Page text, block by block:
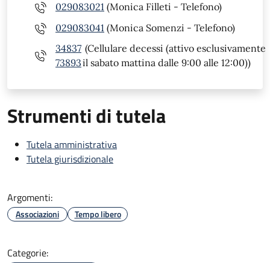
029083021 (Monica Filleti - Telefono)
029083041 (Monica Somenzi - Telefono)
34837
73893
(Cellulare decessi (attivo esclusivamente
il sabato mattina dalle 9:00 alle 12:00))
Strumenti di tutela
Tutela amministrativa
Tutela giurisdizionale
Argomenti:
Associazioni Tempo libero
Categorie: